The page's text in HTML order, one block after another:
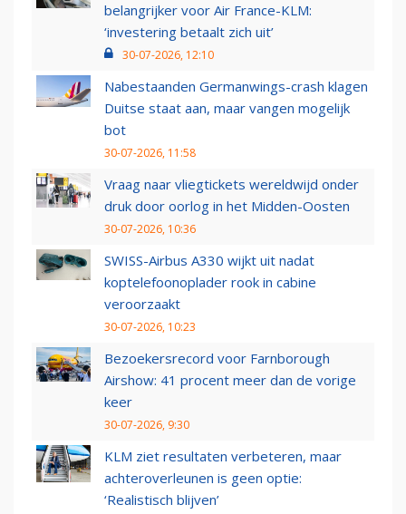
belangrijker voor Air France-KLM:
‘investering betaalt zich uit’
30-07-2026, 12:10
Nabestaanden Germanwings-crash klagen
Duitse staat aan, maar vangen mogelijk
bot
30-07-2026, 11:58
Vraag naar vliegtickets wereldwijd onder
druk door oorlog in het Midden-Oosten
30-07-2026, 10:36
SWISS-Airbus A330 wijkt uit nadat
koptelefoonoplader rook in cabine
veroorzaakt
30-07-2026, 10:23
Bezoekersrecord voor Farnborough
Airshow: 41 procent meer dan de vorige
keer
30-07-2026, 9:30
KLM ziet resultaten verbeteren, maar
achteroverleunen is geen optie:
‘Realistisch blijven’